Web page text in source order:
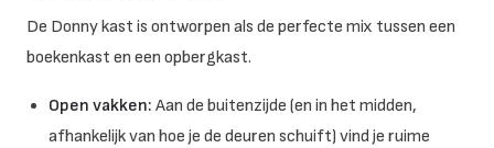
De Donny kast is ontworpen als de perfecte mix tussen een
boekenkast en een opbergkast.
Open vakken: Aan de buitenzijde (en in het midden,
afhankelijk van hoe je de deuren schuift) vind je ruime